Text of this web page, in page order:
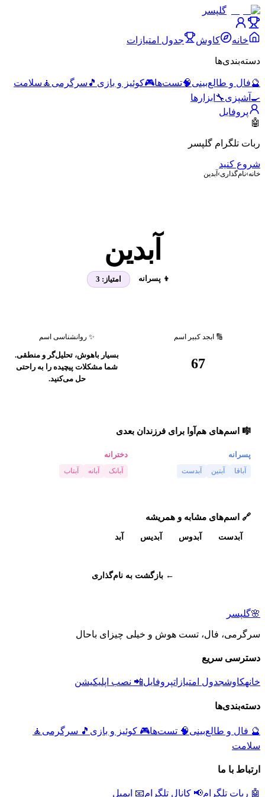
گلپسر
خانه کاوش جدول امتیازات
دسته‌بندی‌ها
🔮فال و طالع‌بینی🧠تست‌ها🎮کوئیز و بازی 🎵 سرگرمی 🧘 سلامت
🍳 آشپزی🔧 ابزارها
پروفایل
🤖
ربات تلگرام گلپسر
شروع کنید
خانه›نام‌گذاری› آبدین
آبدین
👦 پسرانه امتیاز: 3
🔢 ابجد کبیر اسم
67
✨ روانشناسی اسم
بسیار باهوش، تحلیل‌گر و منطقی.
شما مشکلات پیچیده را به راحتی
حل می‌کنید.
🎼 اسم‌های هم‌آوا برای فرزندان بعدی
پسرانه
آباقا آبتین آبدست
دخترانه
آبانک آبانه آبتاب
🔗 اسم‌های مشابه و همریشه
آبدست آبدوس آبدیس آبد
← بازگشت به نام‌گذاری
🌸گلپسر
سرگرمی، فال، تست هوش و خیلی چیزای باحال
دسترسی سریع
خانهکاوشجدول امتیازاتپروفایل📲 نصب اپلیکیشن
دسته‌بندی‌ها
🔮 فال و طالع‌بینی🧠 تست‌ها🎮 کوئیز و بازی 🎵 سرگرمی 🧘
سلامت
ارتباط با ما
🤖 ربات تلگرام📢 کانال تلگرام📧 ایمیل